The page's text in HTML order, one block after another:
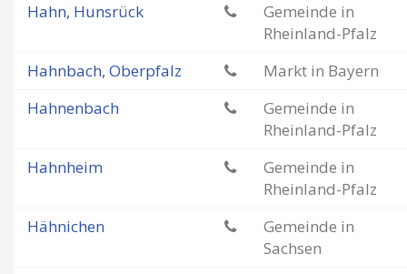
Hahn, Hunsrück
Gemeinde in
Rheinland-Pfalz
Hahnbach, Oberpfalz
Markt in Bayern
Hahnenbach
Gemeinde in
Rheinland-Pfalz
Hahnheim
Gemeinde in
Rheinland-Pfalz
Hähnichen
Gemeinde in
Sachsen